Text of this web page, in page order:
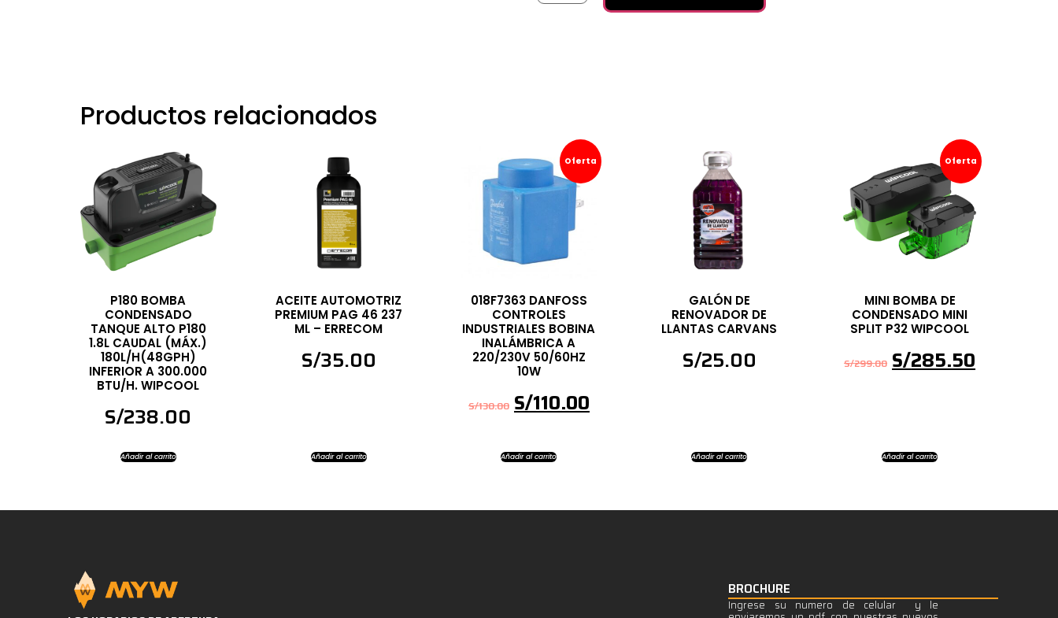
Productos relacionados
P180 BOMBA
CONDENSADO
TANQUE ALTO P180
1.8L CAUDAL (MÁX.)
180L/H(48GPH)
INFERIOR A 300.000
BTU/H. WIPCOOL
S/238.00
Añadir al carrito
ACEITE AUTOMOTRIZ
PREMIUM PAG 46 237
ML – ERRECOM
S/35.00
Añadir al carrito
Oferta
018F7363 DANFOSS
CONTROLES
INDUSTRIALES BOBINA
INALÁMBRICA A
220/230V 50/60HZ
10W
S/130.00 S/110.00
Añadir al carrito
GALÓN DE
RENOVADOR DE
LLANTAS CARVANS
S/25.00
Añadir al carrito
Oferta
MINI BOMBA DE
CONDENSADO ​​MINI
SPLIT P32 WIPCOOL
S/299.00 S/285.50
Añadir al carrito
BROCHURE
Ingrese su numero de celular y le